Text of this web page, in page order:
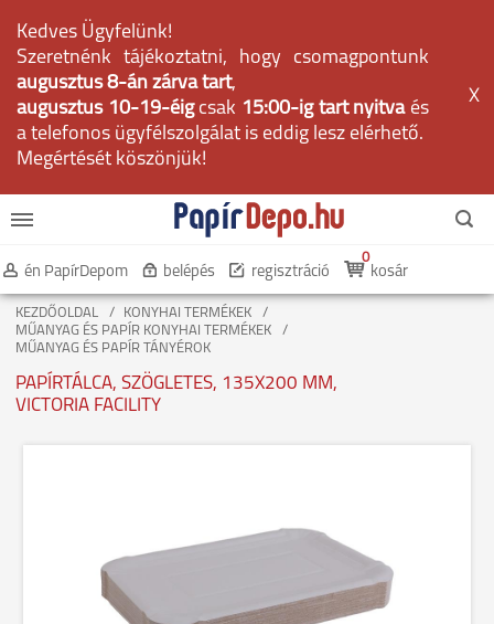
Kedves Ügyfelünk!
Szeretnénk tájékoztatni, hogy csomagpontunk
augusztus 8-án zárva tart,
augusztus 10-19-éig csak 15:00-ig tart nyitvaés
a telefonos ügyfélszolgálat is eddig lesz elérhető.
Megértését köszönjük!
X
én PapírDepom belépés regisztráció kosár
0
KEZDŐOLDAL
KONYHAI TERMÉKEK
MŰANYAG ÉS PAPÍR KONYHAI TERMÉKEK
MŰANYAG ÉS PAPÍR TÁNYÉROK
PAPÍRTÁLCA, SZÖGLETES, 135X200 MM,
VICTORIA FACILITY